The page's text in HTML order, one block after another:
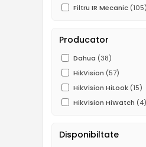
Filtru IR Mecanic (105)
Producator
Dahua (38)
HikVision (57)
HikVision HiLook (15)
HikVision HiWatch (4)
Disponibiltate